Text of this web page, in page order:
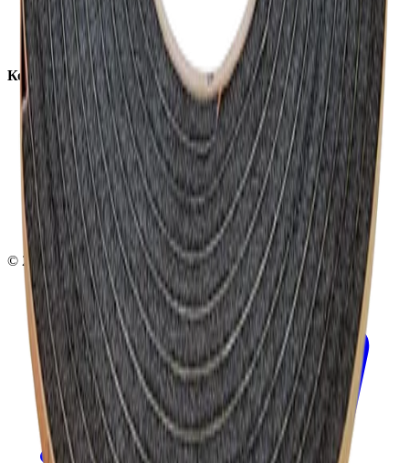
Распродажа
Бренды
О компании
Контакты
+7 (495) 135-35-99
sales@insafe.ru
Москва, Люблинская ул., 153.
ТЦ «Люблю Молл», -1 уровень
Ежедневно 10:00 — 19:00
© 2026 InSafe.ru — Товары и технологии для автобизнеса